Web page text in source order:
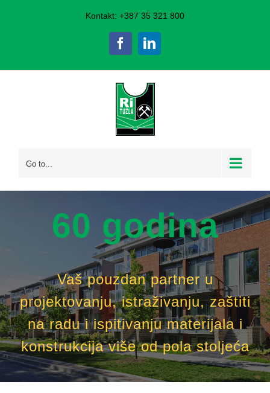
Kontakt: +387 35 321 800
FacebookLinkedIn
Go to...
60 godina
Vaš pouzdan partner u
projektovanju, istraživanju, zaštiti
na radu i ispitivanju materijala i
konstrukcija više od pola stoljeća